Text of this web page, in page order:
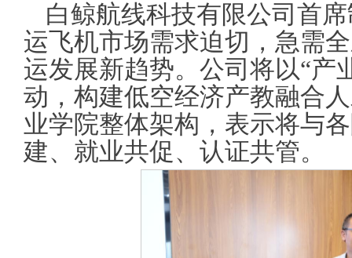
白鲸航线科技有限公司首
运飞机市场需求迫切，急需
运发展新趋势。公司将以“产
动，构建低空经济产教融合
业学院整体架构，表示将与
建、就业共促、认证共管。